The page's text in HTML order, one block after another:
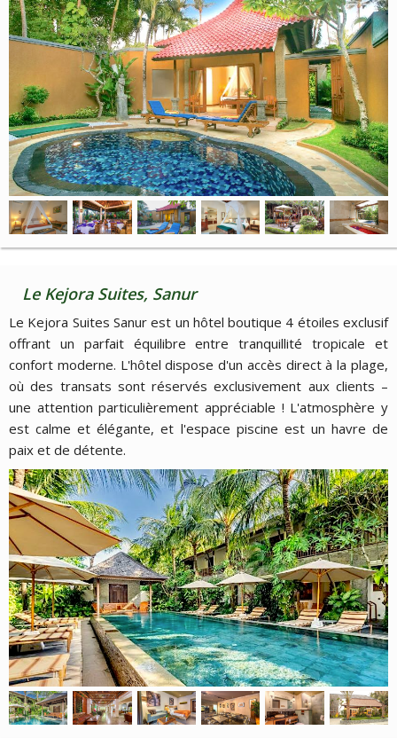
Le Kejora Suites, Sanur
Le Kejora Suites Sanur est un hôtel boutique 4 étoiles exclusif
offrant un parfait équilibre entre tranquillité tropicale et
confort moderne. L'hôtel dispose d'un accès direct à la plage,
où des transats sont réservés exclusivement aux clients –
une attention particulièrement appréciable ! L'atmosphère y
est calme et élégante, et l'espace piscine est un havre de
paix et de détente.